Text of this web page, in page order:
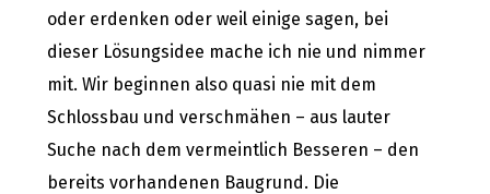
oder erdenken oder weil einige sagen, bei
dieser Lösungsidee mache ich nie und nimmer
mit. Wir beginnen also quasi nie mit dem
Schlossbau und verschmähen – aus lauter
Suche nach dem vermeintlich Besseren – den
bereits vorhandenen Baugrund. Die